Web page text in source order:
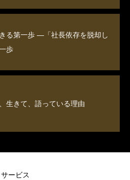
る第一歩 ―「社長依存を脱却し
歩
生きて、語っている理由
サービス